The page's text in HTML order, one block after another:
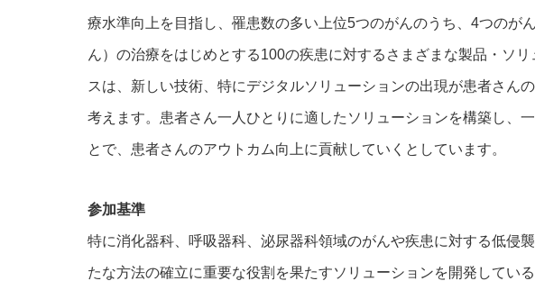
療水準向上を目指し、罹患数の多い上位5つのがんのうち、4つのが
ん）の治療をはじめとする100の疾患に対するさまざまな製品・ソ
スは、新しい技術、特にデジタルソリューションの出現が患者さん
考えます。患者さん一人ひとりに適したソリューションを構築し、
とで、患者さんのアウトカム向上に貢献していくとしています。
参加基準
特に消化器科、呼吸器科、泌尿器科領域のがんや疾患に対する低侵
たな方法の確立に重要な役割を果たすソリューションを開発してい